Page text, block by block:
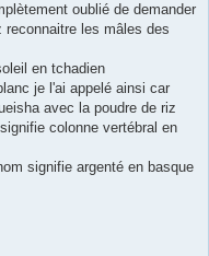
oublié de demander
les mâles des
en tchadien
je l'ai appelé ainsi car
avec la poudre de riz
colonne vertébral en
signifie argenté en basque